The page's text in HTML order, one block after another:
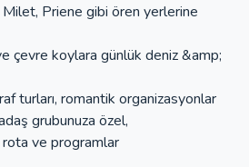
Milet, Priene gibi ören yerlerine
çevre koylara günlük deniz &amp;
turları, romantik organizasyonlar
grubunuza özel,
ve programlar